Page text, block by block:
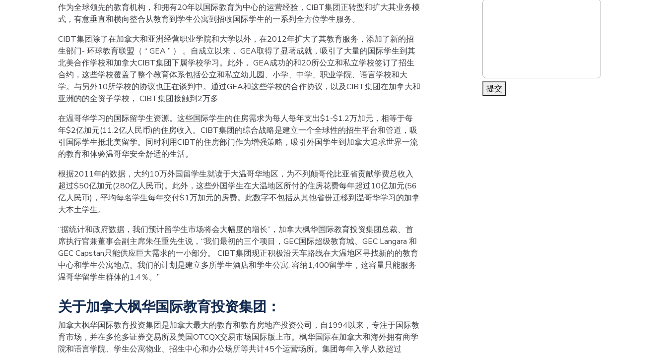
作为全球领先的教育机构，和拥有20年以国际教育为中心的运营经验，CIBT集团正转型和扩大其业务模
式，有意垂直和横向整合从教育到学生公寓到招收国际学生的一系列全方位学生服务。
CIBT集团除了在加拿大和亚洲经营职业学院和大学以外，在2012年扩大了其教育服务，添加了新的招
生部门- 环球教育联盟（ “ GEA ” ） 。自成立以来， GEA取得了显著成就，吸引了大量的国际学生到其
北美合作学校和加拿大CIBT集团下属学校学习。此外， GEA成功的和20所公立和私立学校签订了招生
合约，这些学校覆盖了整个教育体系包括公立和私立幼儿园、小学、中学、职业学院、语言学校和大
学。与另外10所学校的协议也正在谈判中。通过GEA和这些学校的合作协议，以及CIBT集团在加拿大和
亚洲的的全资子学校， CIBT集团接触到2万多
在温哥华学习的国际留学生资源。这些国际学生的住房需求为每人每年支出$1-$1.2万加元，相等于每
年$2亿加元(11.2亿人民币)的住房收入。CIBT集团的综合战略是建立一个全球性的招生平台和管道，吸
引国际学生抵北美留学。同时利用CIBT的住房部门作为增强策略，吸引外国学生到加拿大追求世界一流
的教育和体验温哥华安全舒适的生活。
根据2011年的数据，大约10万外国留学生就读于大温哥华地区，为不列颠哥伦比亚省贡献学费总收入
超过$50亿加元(280亿人民币)。此外，这些外国学生在大温地区所付的住房花费每年超过10亿加元(56
亿人民币)，平均每名学生每年交付$1万加元的房费。此数字不包括从其他省份迁移到温哥华学习的加拿
大本土学生。
“据统计和政府数据，我们预计留学生市场将会大幅度的增长”，加拿大枫华国际教育投资集团总裁、首
席执行官兼董事会副主席朱任重先生说，“我们最初的三个项目，GEC国际超级教育城、GEC Langara 和
GEC Capstan只能供应巨大需求的一小部分。 CIBT集团现正积极沿天车路线在大温地区寻找新的的教育
中心和学生公寓地点。我们的计划是建立多所学生酒店和学生公寓, 容纳1,400留学生，这容量只能服务
温哥华留学生群体的1.4％。”
关于加拿大枫华国际教育投资集团：
加拿大枫华国际教育投资集团是加拿大最大的教育和教育房地产投资公司，自1994以来，专注于国际教
育市场，并在多伦多证券交易所及美国OTCQX交易市场国际版上市。枫华国际在加拿大和海外拥有商学
院和语言学院、学生公寓物业、招生中心和办公场所等共计45个运营场所。集团每年入学人数超过
提交